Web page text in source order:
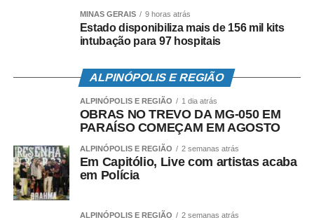
Facebook
WhatsApp
Twitter
LinkedIn
EmailCompartilhar
MINAS GERAIS 9 horas atrás
Estado disponibiliza mais de 156 mil kits
intubação para 97 hospitais
ALPINÓPOLIS E REGIÃO
ALPINÓPOLIS E REGIÃO 1 dia atrás
OBRAS NO TREVO DA MG-050 EM
PARAÍSO COMEÇAM EM AGOSTO
ALPINÓPOLIS E REGIÃO 2 semanas atrás
Em Capitólio, Live com artistas acaba
em Polícia
ALPINÓPOLIS E REGIÃO 2 semanas atrás